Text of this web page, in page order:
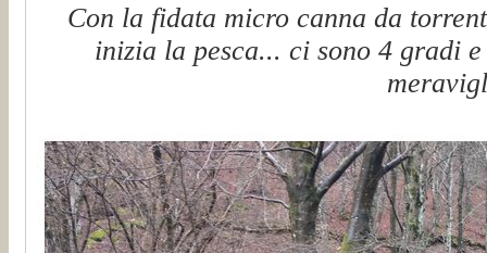
Con la fidata micro canna da
inizia la pesca... ci sono 4 gradi